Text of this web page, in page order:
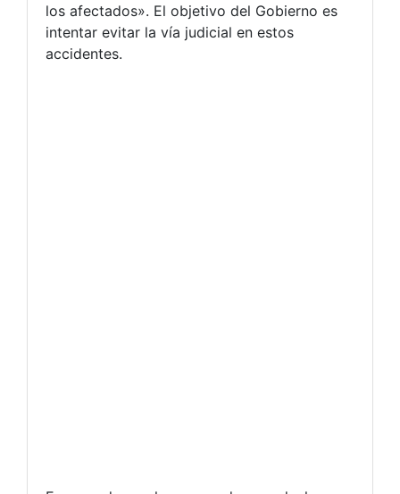
los afectados». El objetivo del Gobierno es
intentar evitar la vía judicial en estos
accidentes.